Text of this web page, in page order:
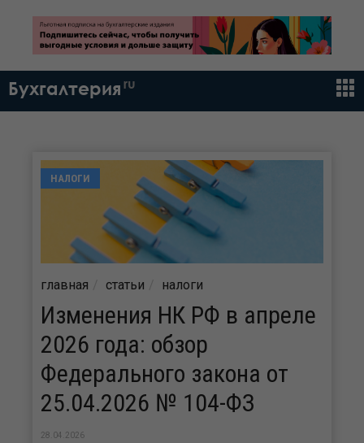
Бухгалтерия ru
НАЛОГИ
главная статьи налоги
Изменения НК РФ в апреле
2026 года: обзор
Федерального закона от
25.04.2026 № 104-ФЗ
28.04.2026